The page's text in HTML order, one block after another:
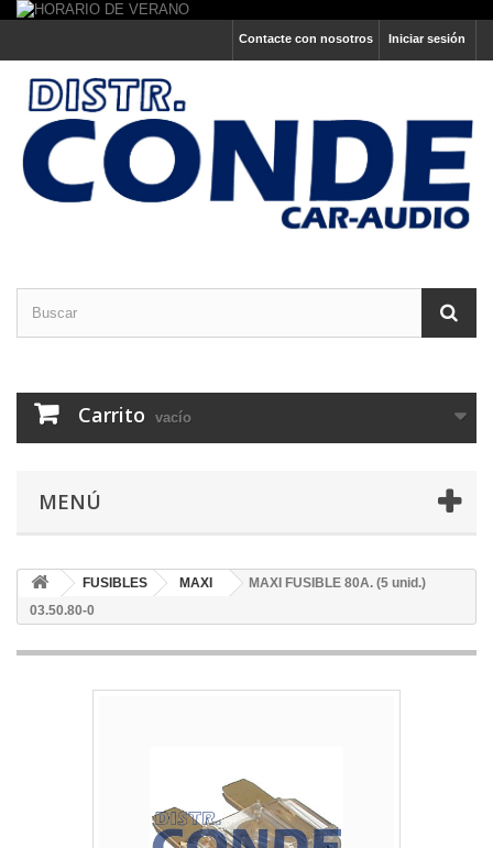
Iniciar sesión
Contacte con nosotros
Carrito vacío
MENÚ
FUSIBLES MAXI
MAXI FUSIBLE 80A. (5 unid.)
03.50.80-0